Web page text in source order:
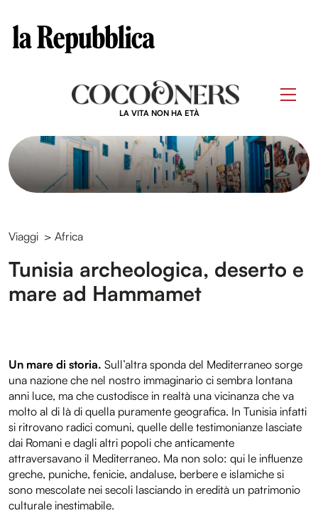
LA VITA NON HA ETÀ
Viaggi > Africa
Tunisia archeologica, deserto e
mare ad Hammamet
Un mare di storia. Sull’altra sponda del Mediterraneo sorge
una nazione che nel nostro immaginario ci sembra lontana
anni luce, ma che custodisce in realtà una vicinanza che va
molto al di là di quella puramente geografica. In Tunisia infatti
si ritrovano radici comuni, quelle delle testimonianze lasciate
dai Romani e dagli altri popoli che anticamente
attraversavano il Mediterraneo. Ma non solo: qui le influenze
greche, puniche, fenicie, andaluse, berbere e islamiche si
sono mescolate nei secoli lasciando in eredità un patrimonio
culturale inestimabile.